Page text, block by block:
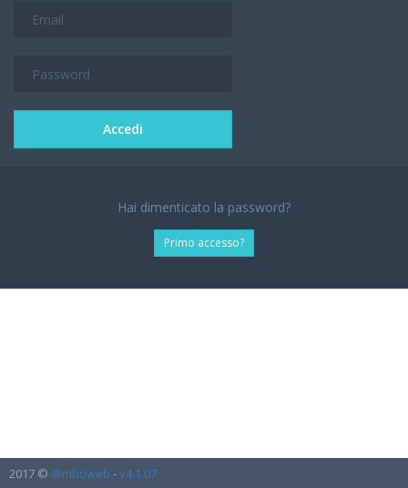
Hai dimenticato la password?
Primo accesso?
2017 © @mboweb -v4.1.07